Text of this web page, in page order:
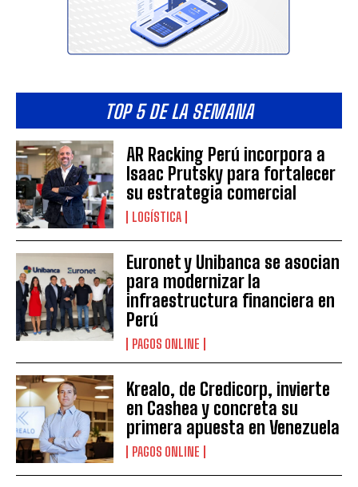
TOP 5 DE LA SEMANA
AR Racking Perú incorpora a
Isaac Prutsky para fortalecer
su estrategia comercial
LOGÍSTICA
Euronet y Unibanca se asocian
para modernizar la
infraestructura financiera en
Perú
PAGOS ONLINE
Krealo, de Credicorp, invierte
en Cashea y concreta su
primera apuesta en Venezuela
PAGOS ONLINE